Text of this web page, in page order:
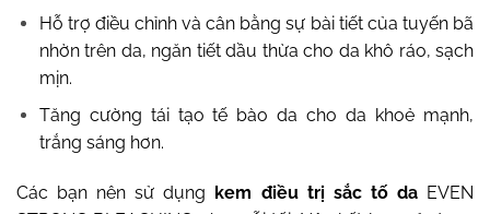
Hỗ trợ điều chỉnh và cân bằng sự bài tiết của tuyến bã
nhờn trên da, ngăn tiết dầu thừa cho da khô ráo, sạch
mịn.
Tăng cường tái tạo tế bào da cho da khoẻ mạnh,
trắng sáng hơn.
Các bạn nên sử dụng kem điều trị sắc tố daEVEN